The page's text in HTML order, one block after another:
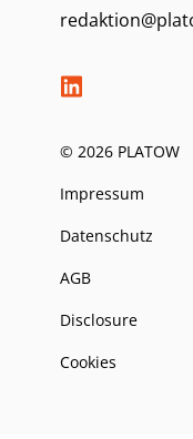
© 2026 PLATOW
Impressum
Datenschutz
AGB
Disclosure
Cookies